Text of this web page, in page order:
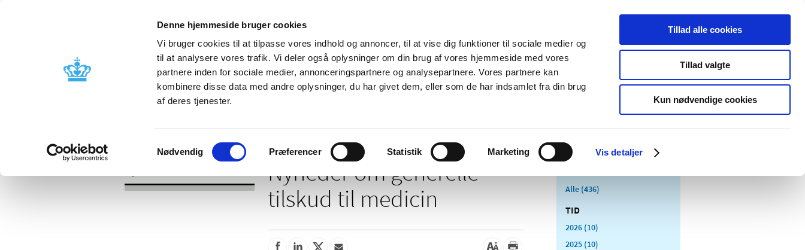
Denne hjemmeside bruger cookies
Vi bruger cookies til at tilpasse vores indhold og annoncer, til at vise dig funktioner til sociale medier og
til at analysere vores trafik. Vi deler også oplysninger om din brug af vores hjemmeside med vores
partnere inden for sociale medier, annonceringspartnere og analysepartnere. Vores partnere kan
kombinere disse data med andre oplysninger, du har givet dem, eller som de har indsamlet fra din brug
af deres tjenester.
Samtykkevalg
Nødvendig Præferencer Statistik Marketing Vis detaljer
Tillad alle cookies
Tillad valgte
Kun nødvendige cookies
Nyheder Om os Kontakt Udgivelser
Godkendelse og
Bivirkninger og
produktinformation
Tilskud og
Apoteker og salg af
Medicinsk
Særlige
produktområder
Nyheder om generelle
tilskud til medicin
Alle (436)
TID
2026 (10)
2025 (10)